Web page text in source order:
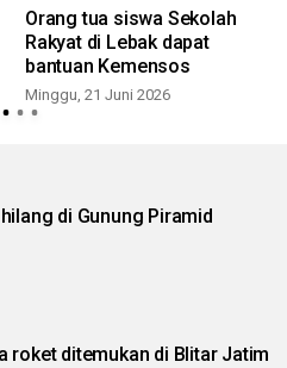
Orang tua siswa Sekolah
Rakyat di Lebak dapat
bantuan Kemensos
Minggu, 21 Juni 2026
di Gunung Piramid
roket ditemukan di Blitar Jatim